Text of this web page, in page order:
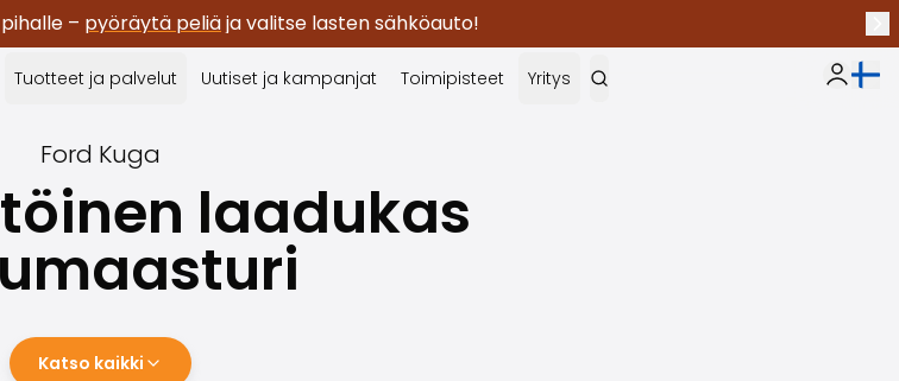
– pyöräytä peliäja valitse lasten sähköauto!
Tuotteet ja palvelut Uutiset ja kampanjat Toimipisteet Yritys Oma
Ford Kuga
laadukas
Katso kaikki